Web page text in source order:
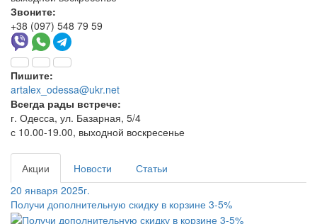
Звоните:
+38 (097) 548 79 59
Пишите:
artalex_odessa@ukr.net
Всегда рады встрече:
г. Одесса, ул. Базарная, 5/4
с 10.00-19.00, выходной воскресенье
Акции Новости
Статьи
20 января 2025г.
Получи дополнительную скидку в корзине 3-5%